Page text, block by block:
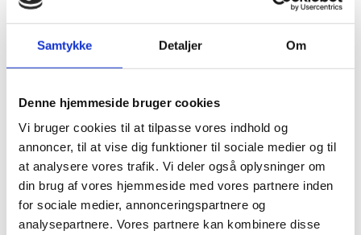
Samtykke Detaljer Om
Denne hjemmeside bruger cookies
Vi bruger cookies til at tilpasse vores indhold og
annoncer, til at vise dig funktioner til sociale medier og til
at analysere vores trafik. Vi deler også oplysninger om
din brug af vores hjemmeside med vores partnere inden
for sociale medier, annonceringspartnere og
analysepartnere. Vores partnere kan kombinere disse
massevis af aktiviteter for tilskuerne
Anlæg, 4 heppezoner i København med
forskellige aktiviterer, ladcykel
reklamekaravane og folkecykelløb om
lørdagnen, hvor alle kunne cykle en omgang
på rundstrækningen i København.
Gennemgå billedgalleriet for at mærke
stemningen fra folkefesten i juni 2026.